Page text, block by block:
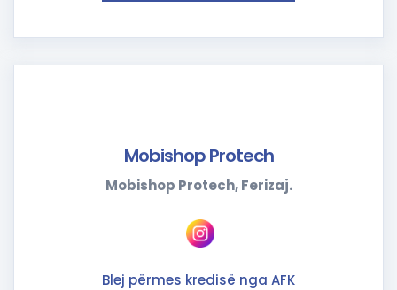
Mobishop Protech
Mobishop Protech, Ferizaj.
Blej përmes kredisë nga AFK